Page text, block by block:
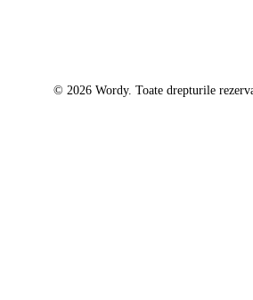
© 2026 Wordy. Toate drepturile